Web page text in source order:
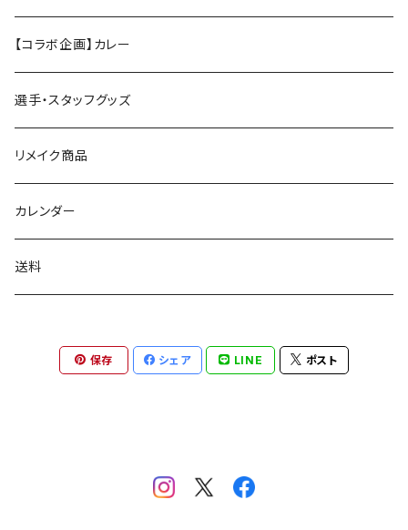
【コラボ企画】カレー
選手・スタッフグッズ
リメイク商品
カレンダー
送料
保存 シェア LINE ポスト